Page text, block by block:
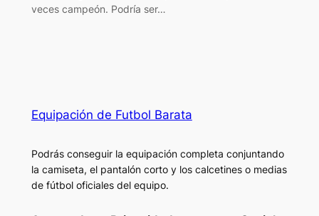
veces campeón. Podría ser…
Equipación de Futbol Barata
Podrás conseguir la equipación completa conjuntando
la camiseta, el pantalón corto y los calcetines o medias
de fútbol oficiales del equipo.